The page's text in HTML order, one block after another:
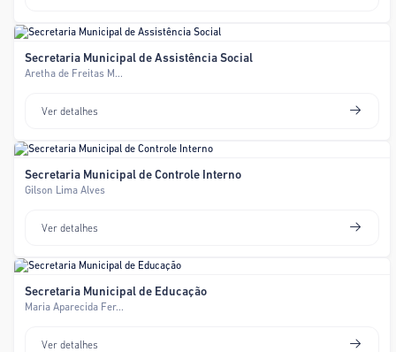
Secretaria Municipal de Assistência Social
Aretha de Freitas M...
Ver detalhes
Secretaria Municipal de Controle Interno
Gilson Lima Alves
Ver detalhes
Secretaria Municipal de Educação
Maria Aparecida Fer...
Ver detalhes